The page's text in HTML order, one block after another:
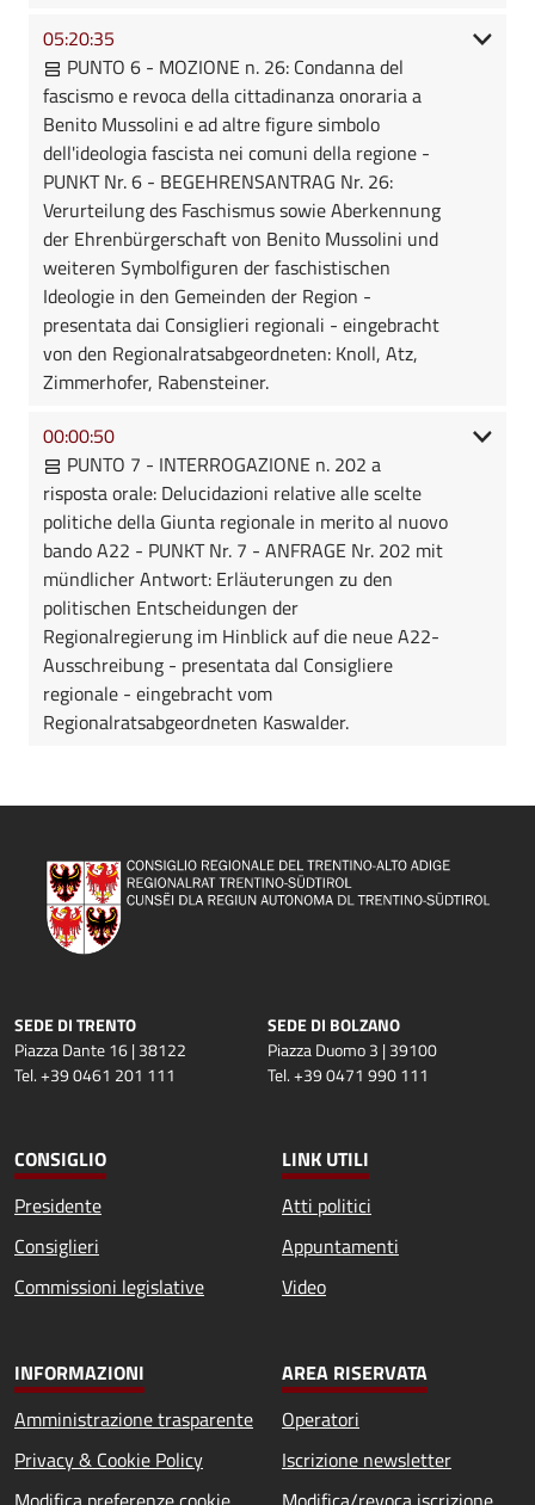
05:20:35
PUNTO 6 - MOZIONE n. 26: Condanna del
fascismo e revoca della cittadinanza onoraria a
Benito Mussolini e ad altre figure simbolo
dell'ideologia fascista nei comuni della regione -
PUNKT Nr. 6 - BEGEHRENSANTRAG Nr. 26:
Verurteilung des Faschismus sowie Aberkennung
der Ehrenbürgerschaft von Benito Mussolini und
weiteren Symbolfiguren der faschistischen
Ideologie in den Gemeinden der Region -
presentata dai Consiglieri regionali - eingebracht
von den Regionalratsabgeordneten: Knoll, Atz,
Zimmerhofer, Rabensteiner.
00:00:50
PUNTO 7 - INTERROGAZIONE n. 202 a
risposta orale: Delucidazioni relative alle scelte
politiche della Giunta regionale in merito al nuovo
bando A22 - PUNKT Nr. 7 - ANFRAGE Nr. 202 mit
mündlicher Antwort: Erläuterungen zu den
politischen Entscheidungen der
Regionalregierung im Hinblick auf die neue A22-
Ausschreibung - presentata dal Consigliere
regionale - eingebracht vom
Regionalratsabgeordneten Kaswalder.
SEDE DI TRENTO
Piazza Dante 16 | 38122
Tel. +39 0461 201 111
SEDE DI BOLZANO
Piazza Duomo 3 | 39100
Tel. +39 0471 990 111
CONSIGLIO
Presidente
Consiglieri
Commissioni legislative
LINK UTILI
Atti politici
Appuntamenti
Video
INFORMAZIONI
Amministrazione trasparente
Privacy & Cookie Policy
AREA RISERVATA
Operatori
Iscrizione newsletter